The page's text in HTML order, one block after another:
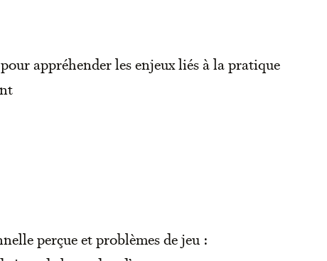
appréhender les enjeux liés à la pratique
perçue et problèmes de jeu :